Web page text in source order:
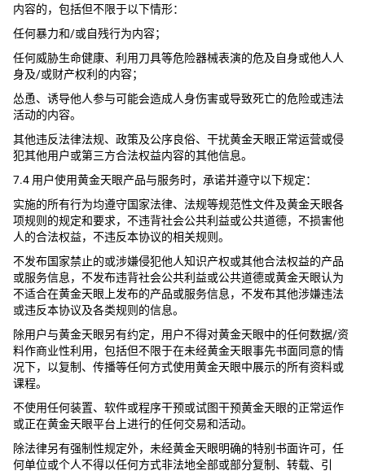
内容的，包括但不限于以下情形：
任何暴力和/或自残行为内容；
任何威胁生命健康、利用刀具等危险器械表演的危及自身或他人人
身及/或财产权利的内容；
怂恿、诱导他人参与可能会造成人身伤害或导致死亡的危险或违法
活动的内容。
其他违反法律法规、政策及公序良俗、干扰黄金天眼正常运营或侵
犯其他用户或第三方合法权益内容的其他信息。
7.4 用户使用黄金天眼产品与服务时，承诺并遵守以下规定：
实施的所有行为均遵守国家法律、法规等规范性文件及黄金天眼各
项规则的规定和要求，不违背社会公共利益或公共道德，不损害他
人的合法权益，不违反本协议的相关规则。
不发布国家禁止的或涉嫌侵犯他人知识产权或其他合法权益的产品
或服务信息，不发布违背社会公共利益或公共道德或黄金天眼认为
不适合在黄金天眼上发布的产品或服务信息，不发布其他涉嫌违法
或违反本协议及各类规则的信息。
除用户与黄金天眼另有约定，用户不得对黄金天眼中的任何数据/资
料作商业性利用，包括但不限于在未经黄金天眼事先书面同意的情
况下，以复制、传播等任何方式使用黄金天眼中展示的所有资料或
课程。
不使用任何装置、软件或程序干预或试图干预黄金天眼的正常运作
或正在黄金天眼平台上进行的任何交易和活动。
除法律另有强制性规定外，未经黄金天眼明确的特别书面许可，任
何单位或个人不得以任何方式非法地全部或部分复制、转载、引